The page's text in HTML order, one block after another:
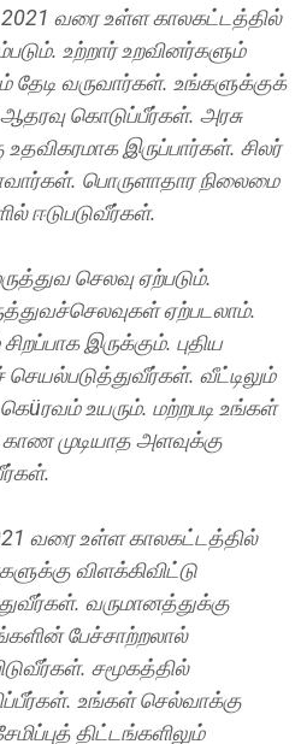
வரை உள்ள காலகட்டத்தில்
உற்றார் உறவினர்களும்
வருவார்கள். உங்களுக்குக்
ஆதரவு கொடுப்பீர்கள். அரசு
இருப்பார்கள். சிலர்
பொருளாதார நிலைமை
ஈடுபடுவீர்கள்.
செலவு ஏற்படும்.
ஏற்படலாம்.
இருக்கும். புதிய
வீட்டிலும்
உயரும். மற்றபடி உங்கள்
முடியாத அளவுக்கு
வரை உள்ள காலகட்டத்தில்
விளக்கிவிட்டு
வருமானத்துக்கு
பேச்சாற்றலால்
சமூகத்தில்
உங்கள் செல்வாக்கு
திட்டங்களிலும்